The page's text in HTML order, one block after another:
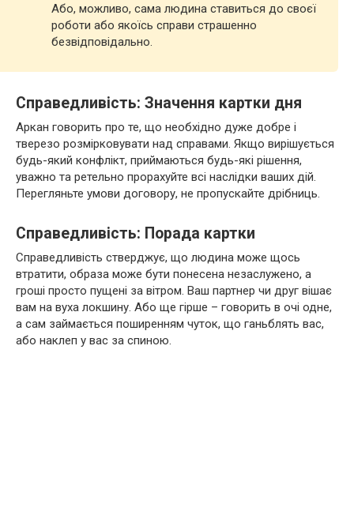
Або, можливо, сама людина ставиться до своєї
роботи або якоїсь справи страшенно
безвідповідально.
Справедливість: Значення картки дня
Аркан говорить про те, що необхідно дуже добре і
тверезо розмірковувати над справами. Якщо вирішується
будь-який конфлікт, приймаються будь-які рішення,
уважно та ретельно прорахуйте всі наслідки ваших дій.
Перегляньте умови договору, не пропускайте дрібниць.
Справедливість: Порада картки
Справедливість стверджує, що людина може щось
втратити, образа може бути понесена незаслужено, а
гроші просто пущені за вітром. Ваш партнер чи друг вішає
вам на вуха локшину. Або ще гірше – говорить в очі одне,
а сам займається поширенням чуток, що ганьблять вас,
або наклеп у вас за спиною.